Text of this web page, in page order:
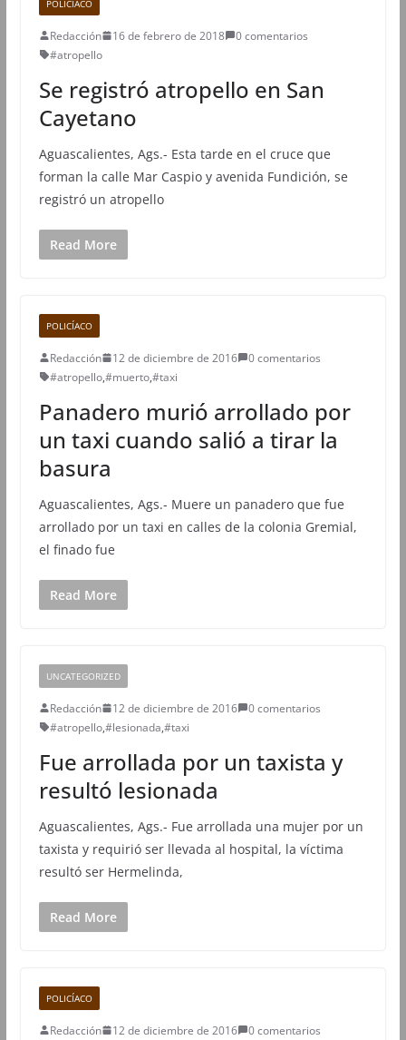
POLICÍACO
Redacción 16 de febrero de 2018
0 comentarios
#atropello
Se registró atropello en San
Cayetano
Aguascalientes, Ags.- Esta tarde en el cruce que
forman la calle Mar Caspio y avenida Fundición, se
registró un atropello
Read More
POLICÍACO
Redacción 12 de diciembre de 2016
0 comentarios
#atropello,#muerto,#taxi
Panadero murió arrollado por
un taxi cuando salió a tirar la
basura
​Aguascalientes, Ags.- Muere un panadero que fue
arrollado por un taxi en calles de la colonia Gremial,
el finado fue
Read More
UNCATEGORIZED
Redacción 12 de diciembre de 2016
0 comentarios
#atropello,#lesionada,#taxi
Fue arrollada por un taxista y
resultó lesionada
​Aguascalientes, Ags.- Fue arrollada una mujer por un
taxista y requirió ser llevada al hospital, la víctima
resultó ser Hermelinda,
Read More
POLICÍACO
Redacción 12 de diciembre de 2016
0 comentarios